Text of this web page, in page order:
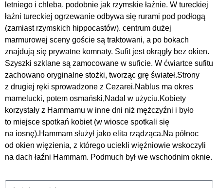
letniego i chleba, podobnie jak rzymskie łaźnie. W tureckiej
łaźni tureckiej ogrzewanie odbywa się rurami pod podłogą
(zamiast rzymskich hippocastów). centrum dużej
marmurowej sceny goście są traktowani, a po bokach
znajdują się prywatne komnaty. Sufit jest okrągły bez okien.
Szyszki szklane są zamocowane w suficie. W ćwiartce sufitu
zachowano oryginalne stożki, tworząc grę świateł.Strony
z drugiej ręki sprowadzone z Cezarei.Nablus ma okres
mamelucki, potem osmański,Nadal w użyciu.Kobiety
korzystały z Hammamu w inne dni niż mężczyźni i było
to miejsce spotkań kobiet (w wiosce spotkali się
na iosnę).Hammam służył jako elita rządząca.Na północ
od okien więzienia, z którego uciekli więźniowie wskoczyli
na dach łaźni Hammam. Podmuch był we wschodnim oknie.